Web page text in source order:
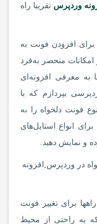
وردپرس تقریبا راه
برای افزودن فونت به
منحصر به‌فرد
به معرفی افزونه‌ای
بپردازم که با
فونت دلخواه را به
برای انواع استایل‌های
و نمایش دهید.
برای تغییر فونت
به راحتی از محیط